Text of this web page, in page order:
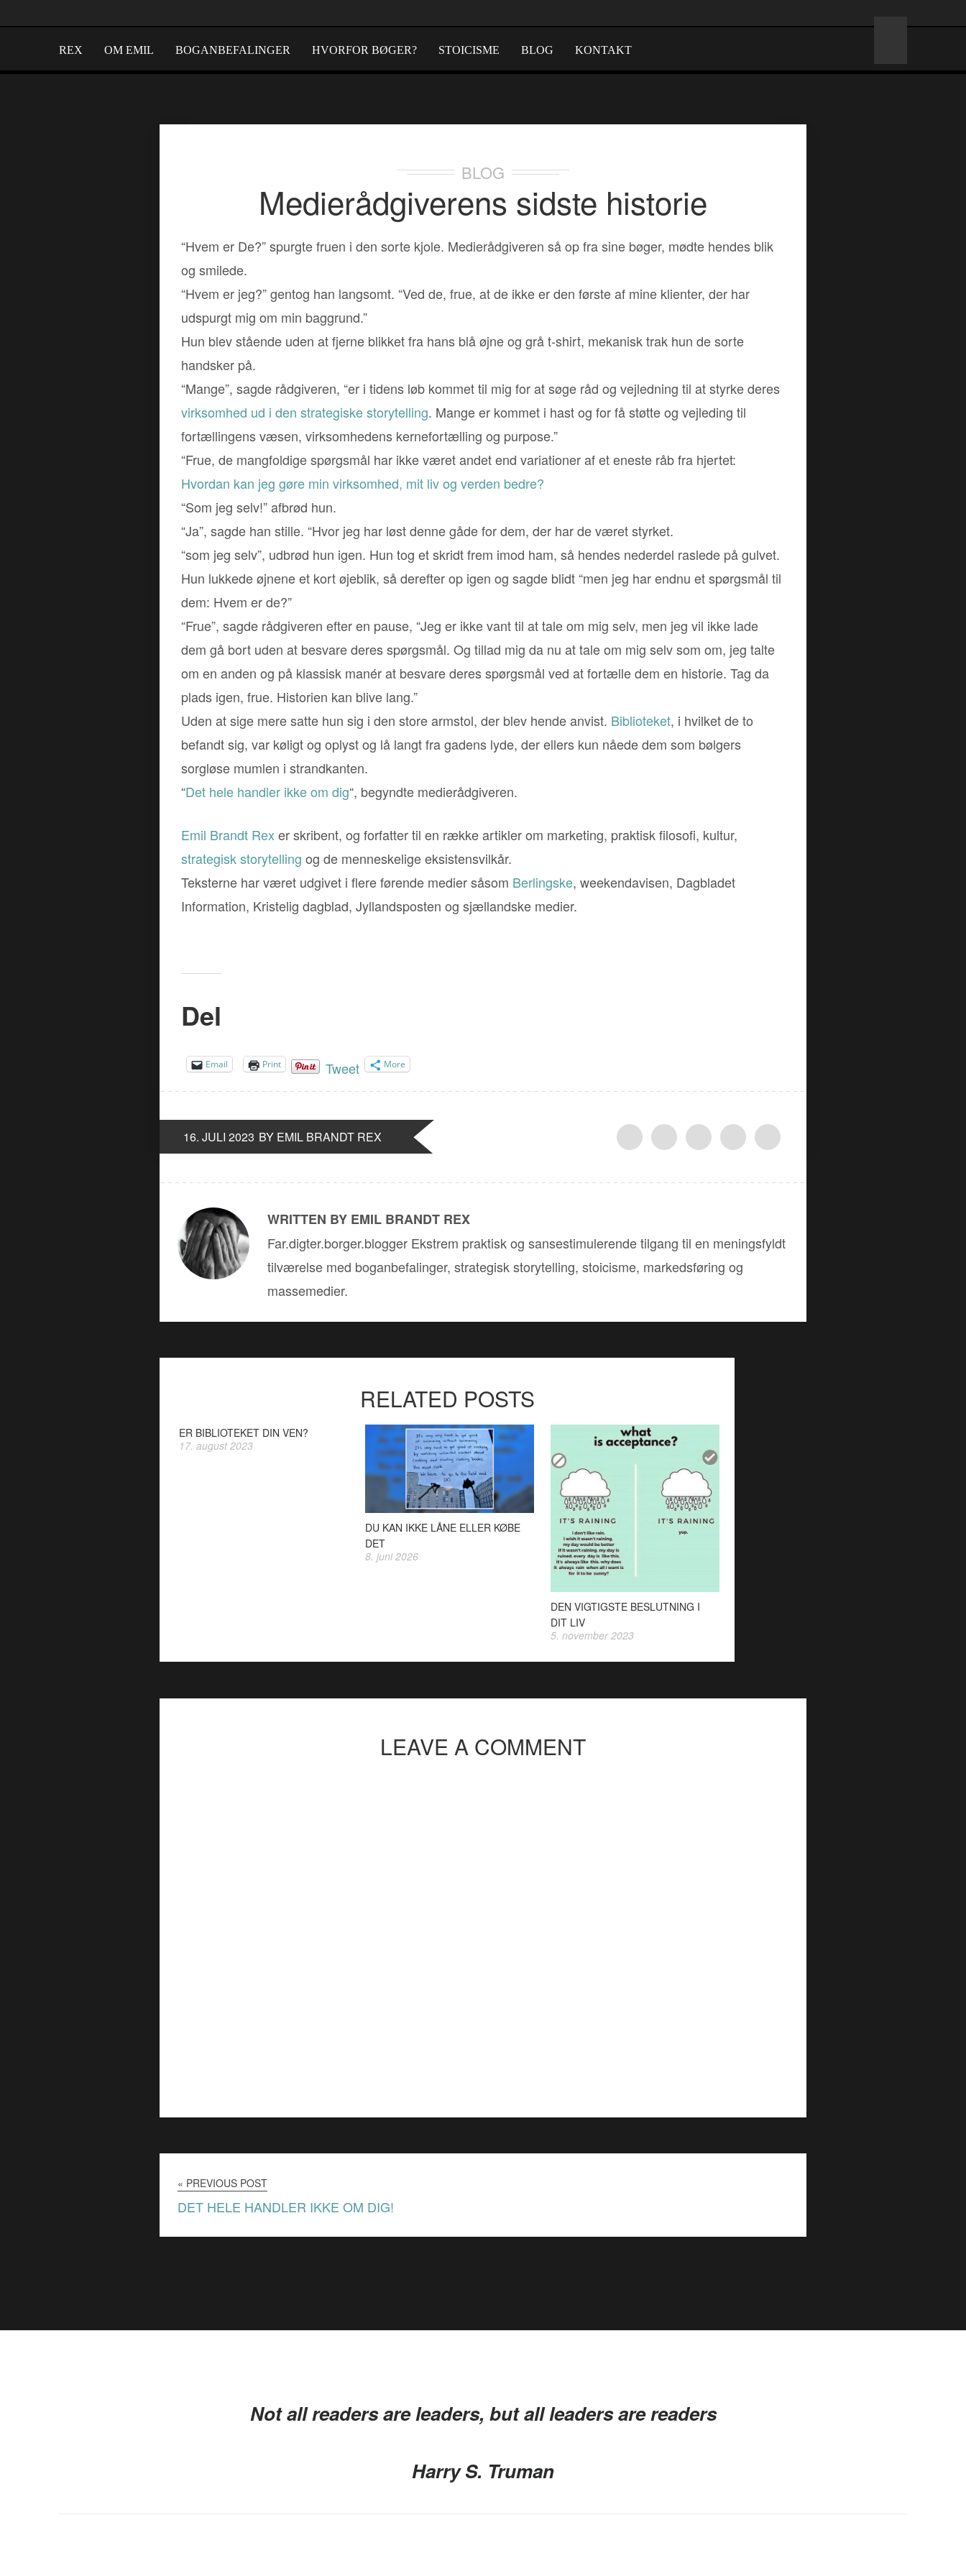
REX OM EMIL BOGANBEFALINGER HVORFOR BØGER? STOICISME BLOG KONTAKT
BLOG
Medierådgiverens sidste historie
“Hvem er De?” spurgte fruen i den sorte kjole. Medierådgiveren så op fra sine bøger, mødte hendes blik
og smilede.
“Hvem er jeg?” gentog han langsomt. “Ved de, frue, at de ikke er den første af mine klienter, der har
udspurgt mig om min baggrund.”
Hun blev stående uden at fjerne blikket fra hans blå øjne og grå t-shirt, mekanisk trak hun de sorte
handsker på.
“Mange”, sagde rådgiveren, “er i tidens løb kommet til mig for at søge råd og vejledning til at styrke deres
virksomhed ud i den strategiske storytelling. Mange er kommet i hast og for få støtte og vejleding til
fortællingens væsen, virksomhedens kernefortælling og purpose.”
“Frue, de mangfoldige spørgsmål har ikke været andet end variationer af et eneste råb fra hjertet:
Hvordan kan jeg gøre min virksomhed, mit liv og verden bedre?
“Som jeg selv!” afbrød hun.
“Ja”, sagde han stille. “Hvor jeg har løst denne gåde for dem, der har de været styrket.
“som jeg selv”, udbrød hun igen. Hun tog et skridt frem imod ham, så hendes nederdel raslede på gulvet.
Hun lukkede øjnene et kort øjeblik, så derefter op igen og sagde blidt “men jeg har endnu et spørgsmål til
dem: Hvem er de?”
“Frue”, sagde rådgiveren efter en pause, “Jeg er ikke vant til at tale om mig selv, men jeg vil ikke lade
dem gå bort uden at besvare deres spørgsmål. Og tillad mig da nu at tale om mig selv som om, jeg talte
om en anden og på klassisk manér at besvare deres spørgsmål ved at fortælle dem en historie. Tag da
plads igen, frue. Historien kan blive lang.”
Uden at sige mere satte hun sig i den store armstol, der blev hende anvist. Biblioteket, i hvilket de to
befandt sig, var køligt og oplyst og lå langt fra gadens lyde, der ellers kun nåede dem som bølgers
sorgløse mumlen i strandkanten.
“Det hele handler ikke om dig“, begyndte medierådgiveren.
Emil Brandt Rexer skribent, og forfatter til en række artikler om marketing, praktisk filosofi, kultur,
strategisk storytelling og de menneskelige eksistensvilkår.
Teksterne har været udgivet i flere førende medier såsom Berlingske, weekendavisen, Dagbladet
Information, Kristelig dagblad, Jyllandsposten og sjællandske medier.
Del
Email Print Tweet More
16. JULI 2023 BY EMIL BRANDT REX
WRITTEN BY EMIL BRANDT REX
Far.digter.borger.blogger Ekstrem praktisk og sansestimulerende tilgang til en meningsfyldt
tilværelse med boganbefalinger, strategisk storytelling, stoicisme, markedsføring og
massemedier.
RELATED POSTS
ER BIBLIOTEKET DIN VEN?
17. august 2023
DU KAN IKKE LÅNE ELLER KØBE
DET
8. juni 2026
DEN VIGTIGSTE BESLUTNING I
DIT LIV
5. november 2023
LEAVE A COMMENT
« PREVIOUS POST
DET HELE HANDLER IKKE OM DIG!
Not all readers are leaders, but all leaders are readers
Harry S. Truman